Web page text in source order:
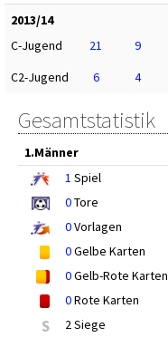
2013/14
C-Jugend
21 9
C2-Jugend
6 4
Gesamtstatistik
1.Männer
1 Spiel
0Tore
0Vorlagen
0Gelbe Karten
0Gelb-Rote Karten
0Rote Karten
S 2 Siege